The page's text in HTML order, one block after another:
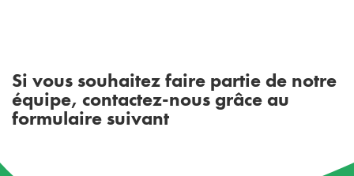
Si vous souhaitez faire partie de notre
équipe, contactez-nous grâce au
formulaire suivant